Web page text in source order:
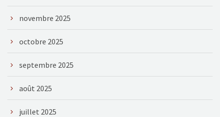
novembre 2025
octobre 2025
septembre 2025
août 2025
juillet 2025